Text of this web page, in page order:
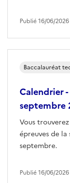
Publié 16/06/2026
Calendrier
septembre
Vous
épreuves de
septembre.
Baccalauréat
Publié 16/06/2026